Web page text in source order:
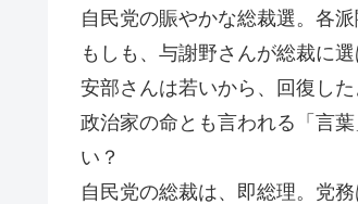
自民党の賑やかな総裁選。各
もしも、与謝野さんが総裁に
安部さんは若いから、回復し
政治家の命とも言われる「言
い？
自民党の総裁は、即総理。党